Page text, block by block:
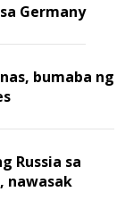
Germany
bumaba ng
Russia sa
nawasak